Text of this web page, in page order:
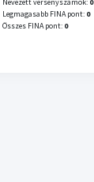
Legmagasabb FINA pont: 0
Összes FINA pont: 0